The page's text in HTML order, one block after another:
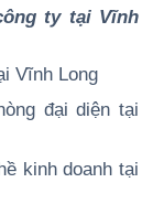
ty tại Vĩnh
Vĩnh Long
đại diện tại
kinh doanh tại